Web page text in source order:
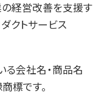
経営改善を支援す
クトサービス
る会社名・商品名
標です。